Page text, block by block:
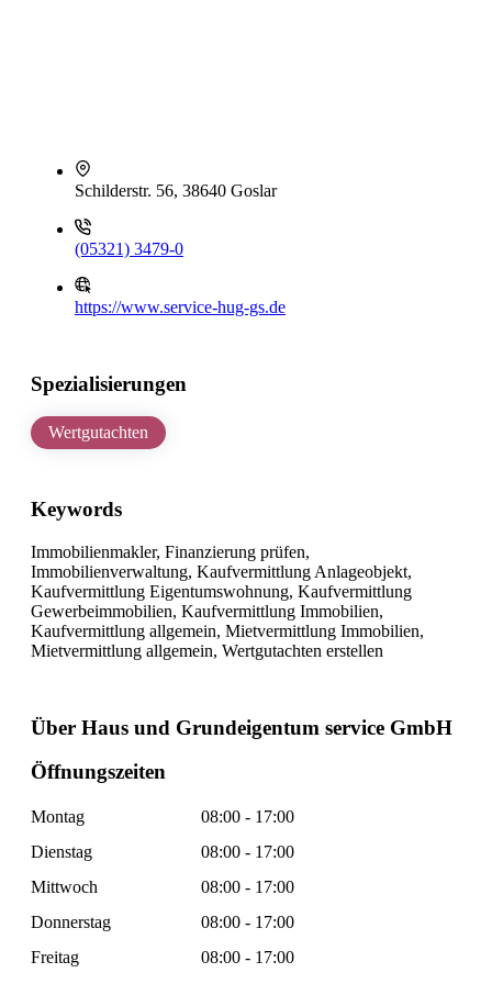
Schilderstr. 56, 38640 Goslar
(05321) 3479-0
https://www.service-hug-gs.de
Spezialisierungen
Wertgutachten
Keywords
Immobilienmakler, Finanzierung prüfen,
Immobilienverwaltung, Kaufvermittlung Anlageobjekt,
Kaufvermittlung Eigentumswohnung, Kaufvermittlung
Gewerbeimmobilien, Kaufvermittlung Immobilien,
Kaufvermittlung allgemein, Mietvermittlung Immobilien,
Mietvermittlung allgemein, Wertgutachten erstellen
Über Haus und Grundeigentum service GmbH
Öffnungszeiten
Montag
08:00 - 17:00
Dienstag
08:00 - 17:00
Mittwoch
08:00 - 17:00
Donnerstag
08:00 - 17:00
Freitag
08:00 - 17:00